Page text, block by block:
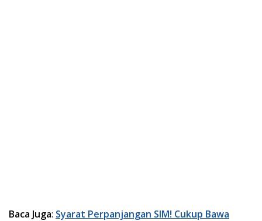
Baca Juga: Syarat Perpanjangan SIM! Cukup Bawa